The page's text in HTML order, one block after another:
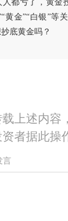
人都亏了，黄金
黄金”“白银”等
底黄金吗？
上述内容
者据此操
言